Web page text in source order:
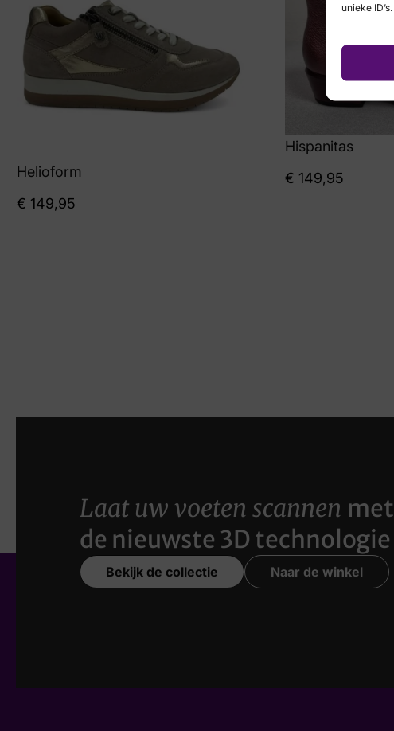
unieke ID’s.
Helioform
€ 149,95
Hispanitas
€ 149,95
Laat uw voeten scannen met
de nieuwste 3D technologie
Bekijk de collectie Naar de winkel